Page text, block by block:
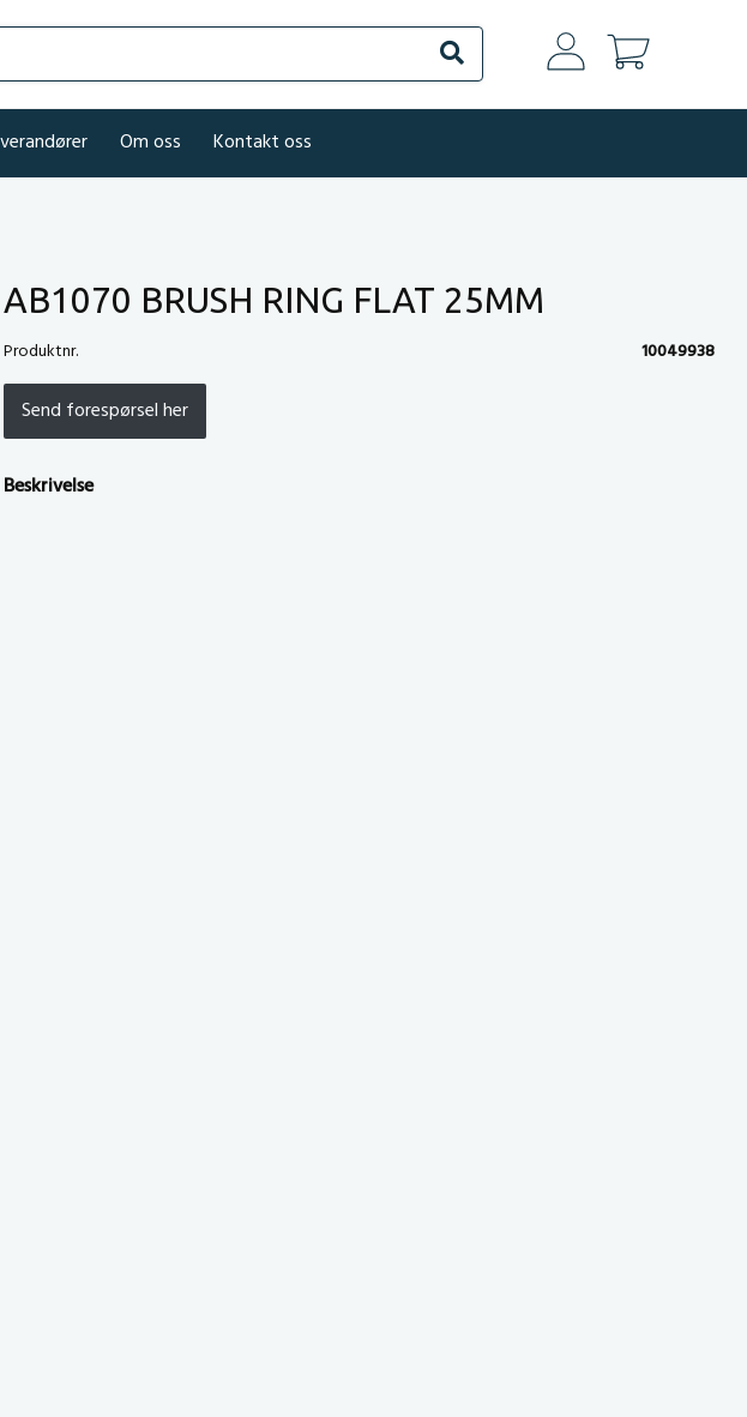
Søk
Om oss Kontakt oss
AB1070 BRUSH RING FLAT 25MM
Produktnr. 10049938
Send forespørsel her
Beskrivelse